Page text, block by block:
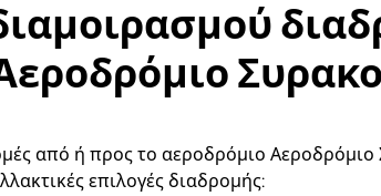
από ή προς το αεροδρόμιο
επιλογές διαδρομής: